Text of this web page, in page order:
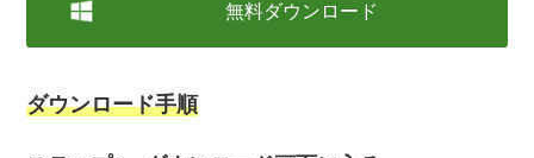
無料ダウンロード
ダウンロード手順